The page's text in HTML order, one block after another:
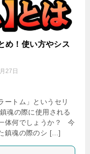
め！使い方やシス
27日
ートム」というセリ
魂の際に使用される
体何でしょうか？ 今
鎮魂の際のシ […]